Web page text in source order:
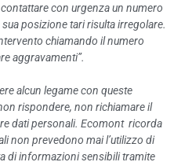
e acquisizione
con urgenza un numero
posizione tari risulta irregolare.
chiamando il numero
aggravamenti”.
alcun legame con queste
rispondere, non richiamare il
dati personali. Ecomont ricorda
non prevedono mai l’utilizzo di
di informazioni sensibili tramite